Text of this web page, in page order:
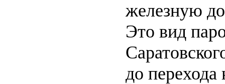
железную
Это вид
до перехода